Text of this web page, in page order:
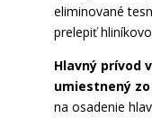
eliminované
prelepiť
Hlavný prívod
umiestnený
na osadenie